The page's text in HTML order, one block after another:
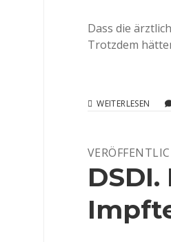
Dass die
Trotzdem
WEITERLESEN HERR
EIN